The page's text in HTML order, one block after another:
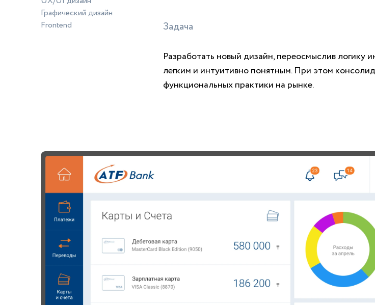
Графический дизайн
Frontend
Задача
Разработать новый дизайн, переосмыслив логику
легким и интуитивно понятным. При этом
функциональных практики на рынке.